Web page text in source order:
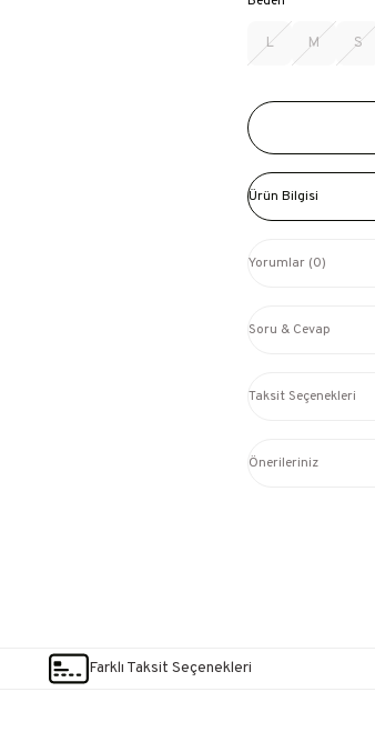
L M S
Ürün Bilgisi
Yorumlar (0)
Soru & Cevap
Taksit Seçenekleri
Önerileriniz
Farklı Taksit Seçenekleri